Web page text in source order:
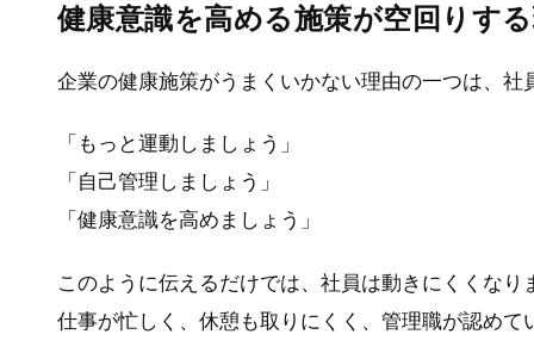
健康意識を高める施策が空回りす
企業の健康施策がうまくいかない理由の一つは、
「もっと運動しましょう」
「自己管理しましょう」
「健康意識を高めましょう」
このように伝えるだけでは、社員は動きにくくなり
仕事が忙しく、休憩も取りにくく、管理職が認め